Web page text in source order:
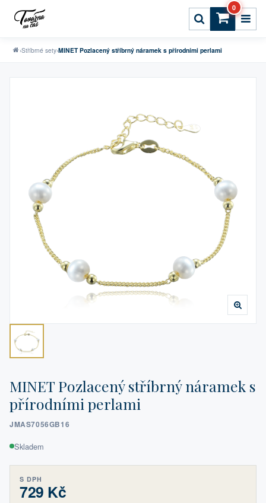
0
›Stříbrné sety›MINET Pozlacený stříbrný náramek s přírodními perlami
MINET Pozlacený stříbrný náramek s
přírodními perlami
JMAS7056GB16
Skladem
S DPH
729 Kč